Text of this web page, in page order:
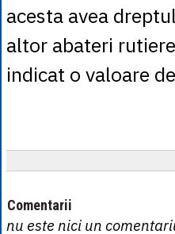
acesta avea
altor abateri
indicat o valoare
Comentarii
nu este nici un